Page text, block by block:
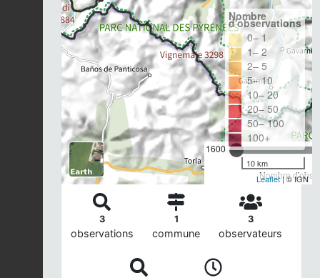
1600
Nombre
Nombre
d'observations
0– 1
1– 2
2– 5
5– 10
10– 20
20– 50
50– 100
100+
10 km
Leaflet| © IGN
3
observations
1
commune
3
observateurs